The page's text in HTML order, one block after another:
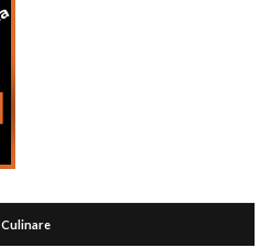
Culinare